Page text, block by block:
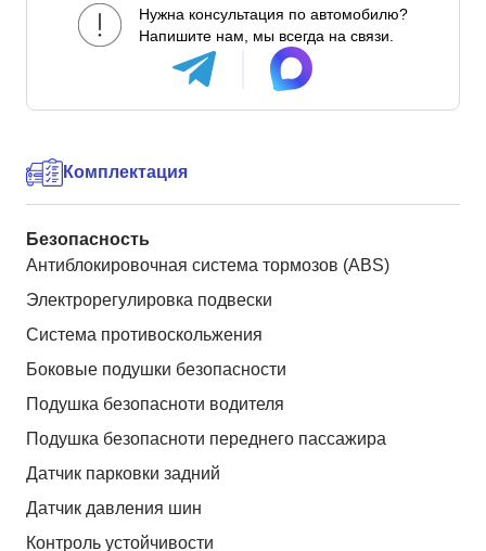
Нужна консультация по автомобилю?
Напишите нам, мы всегда на связи.
Комплектация
Безопасность
Антиблокировочная система тормозов (ABS)
Электрорегулировка подвески
Система противоскольжения
Боковые подушки безопасности
Подушка безопасноти водителя
Подушка безопасноти переднего пассажира
Датчик парковки задний
Датчик давления шин
Контроль устойчивости